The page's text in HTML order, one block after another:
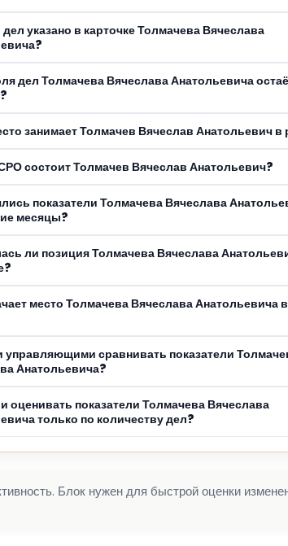
указано в карточке Толмачева Вячеслава
дел Толмачева Вячеслава Анатольевича
занимает Толмачев Вячеслав Анатольевич в
состоит Толмачев Вячеслав Анатольевич?
показатели Толмачева Вячеслава
месяцы?
ли позиция Толмачева Вячеслава
место Толмачева Вячеслава Анатольевича
управляющими сравнивать показатели
Анатольевича?
оценивать показатели Толмачева Вячеслава
только по количеству дел?
Блок нужен для быстрой оценки